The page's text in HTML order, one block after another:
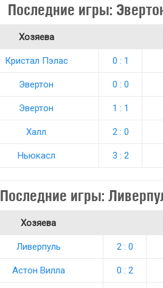
Последние игры:
Хозяева
Кристал Пэлас 0 : 1
Эвертон 0 : 0
Эвертон 1 : 1
Халл 2 : 0
Ньюкасл 3 : 2
Последние игры:
Хозяева
Ливерпуль 2 : 0
Астон Вилла 0 : 2